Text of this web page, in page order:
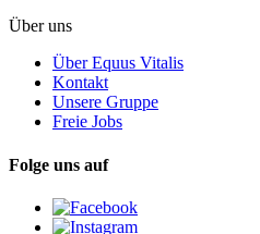
Über uns
Über Equus Vitalis
Kontakt
Unsere Gruppe
Freie Jobs
Folge uns auf